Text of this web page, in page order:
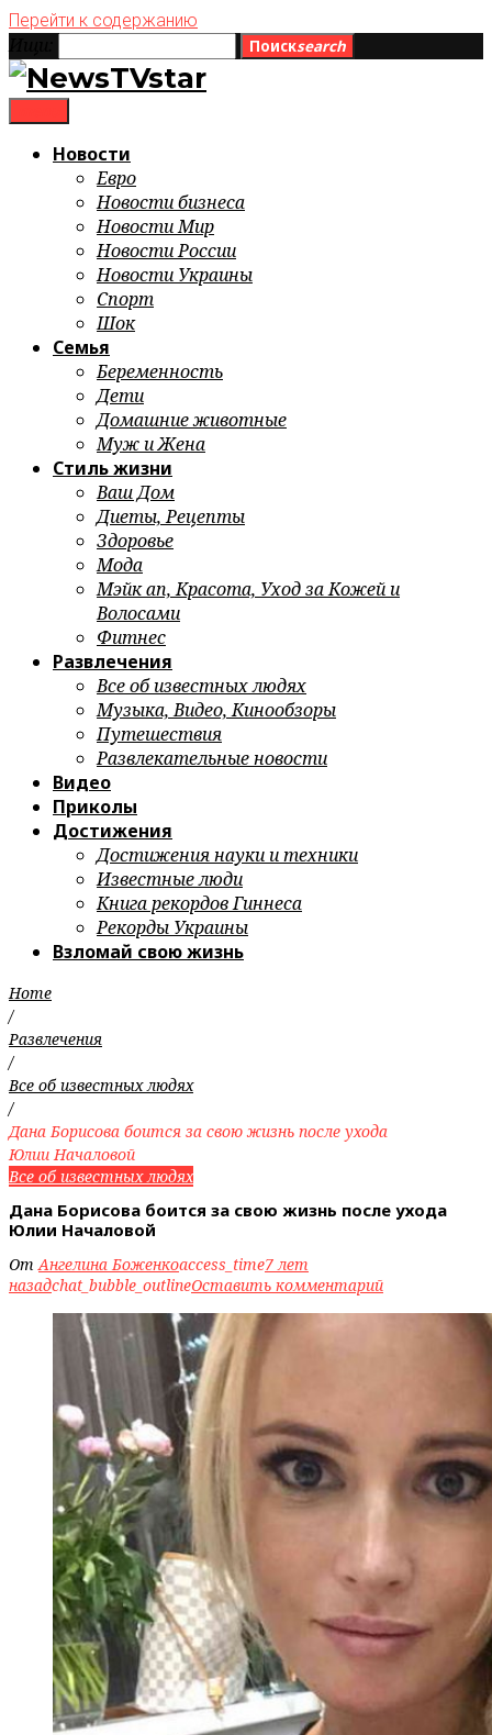
Перейти к содержанию
Поискsearch
Новости
Евро
Новости бизнеса
Новости Мир
Новости России
Новости Украины
Спорт
Шок
Семья
Беременность
Дети
Домашние животные
Муж и Жена
Стиль жизни
Ваш Дом
Диеты, Рецепты
Здоровье
Мода
Мэйк ап, Красота, Уход за Кожей и
Волосами
Фитнес
Развлечения
Все об известных людях
Музыка, Видео, Кинообзоры
Путешествия
Развлекательные новости
Видео
Приколы
Достижения
Достижения науки и техники
Известные люди
Книга рекордов Гиннеса
Рекорды Украины
Взломай свою жизнь
Home
/
Развлечения
/
Все об известных людях
/
Дана Борисова боится за свою жизнь после ухода
Юлии Началовой
Все об известных людях
Дана Борисова боится за свою жизнь после ухода
Юлии Началовой
ОтАнгелина Боженкоaccess_time7 лет
назадchat_bubble_outlineОставить комментарий